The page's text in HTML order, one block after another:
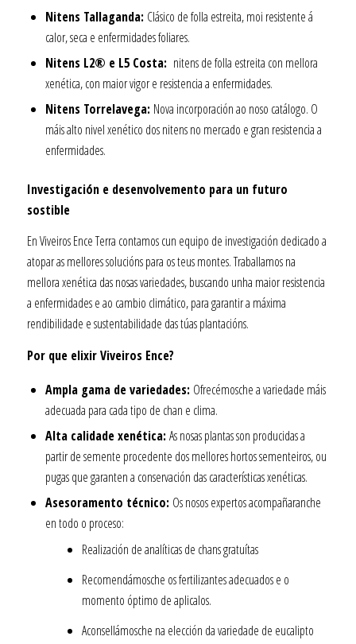
Nitens Tallaganda:Clásico de folla estreita, moi resistente á
calor, seca e enfermidades foliares.
Nitens L2® e L5 Costa: nitens de folla estreita con mellora
xenética, con maior vigor e resistencia a enfermidades.
Nitens Torrelavega:Nova incorporación ao noso catálogo. O
máis alto nivel xenético dos nitens no mercado e gran resistencia a
enfermidades.
Investigación e desenvolvemento para un futuro
sostible
En Viveiros Ence Terra contamos cun equipo de investigación dedicado a
atopar as mellores solucións para os teus montes. Traballamos na
mellora xenética das nosas variedades, buscando unha maior resistencia
a enfermidades e ao cambio climático, para garantir a máxima
rendibilidade e sustentabilidade das túas plantacións.
Por que elixir Viveiros Ence?
Ampla gama de variedades:Ofrecémosche a variedade máis
adecuada para cada tipo de chan e clima.
Alta calidade xenética:As nosas plantas son producidas a
partir de semente procedente dos mellores hortos sementeiros, ou
pugas que garanten a conservación das características xenéticas.
Asesoramento técnico:Os nosos expertos acompañaranche
en todo o proceso:
Realización de analíticas de chans gratuítas
Recomendámosche os fertilizantes adecuados e o
momento óptimo de aplicalos.
Aconsellámosche na elección da variedade de eucalipto